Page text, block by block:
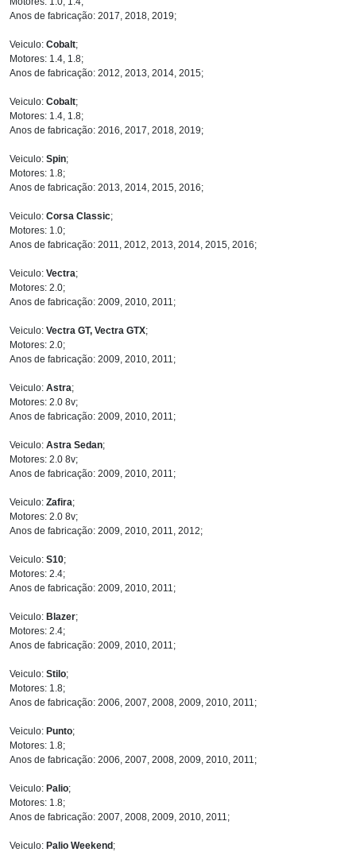
Anos de fabricação: 2017, 2018, 2019;
Veiculo: Cobalt;
Motores: 1.4, 1.8;
Anos de fabricação: 2012, 2013, 2014, 2015;
Veiculo: Cobalt;
Motores: 1.4, 1.8;
Anos de fabricação: 2016, 2017, 2018, 2019;
Veiculo: Spin;
Motores: 1.8;
Anos de fabricação: 2013, 2014, 2015, 2016;
Veiculo: Corsa Classic;
Motores: 1.0;
Anos de fabricação: 2011, 2012, 2013, 2014, 2015, 2016;
Veiculo: Vectra;
Motores: 2.0;
Anos de fabricação: 2009, 2010, 2011;
Veiculo: Vectra GT, Vectra GTX;
Motores: 2.0;
Anos de fabricação: 2009, 2010, 2011;
Veiculo: Astra;
Motores: 2.0 8v;
Anos de fabricação: 2009, 2010, 2011;
Veiculo: Astra Sedan;
Motores: 2.0 8v;
Anos de fabricação: 2009, 2010, 2011;
Veiculo: Zafira;
Motores: 2.0 8v;
Anos de fabricação: 2009, 2010, 2011, 2012;
Veiculo: S10;
Motores: 2.4;
Anos de fabricação: 2009, 2010, 2011;
Veiculo: Blazer;
Motores: 2.4;
Anos de fabricação: 2009, 2010, 2011;
Veiculo: Stilo;
Motores: 1.8;
Anos de fabricação: 2006, 2007, 2008, 2009, 2010, 2011;
Veiculo: Punto;
Motores: 1.8;
Anos de fabricação: 2006, 2007, 2008, 2009, 2010, 2011;
Veiculo: Palio;
Motores: 1.8;
Anos de fabricação: 2007, 2008, 2009, 2010, 2011;
Veiculo: Palio Weekend;